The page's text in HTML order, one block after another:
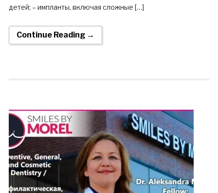
детей; – импланты, включая сложные […]
Continue Reading →